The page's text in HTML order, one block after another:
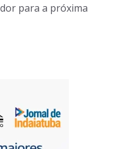
para a próxima